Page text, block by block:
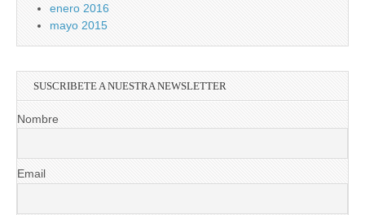
enero 2016
mayo 2015
SUSCRIBETE A NUESTRA NEWSLETTER
Nombre
Email